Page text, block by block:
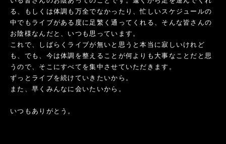
る、もしくは体調も万全でなかったり、忙しいスケジュールの
中でもライブがある度に足繁く通ってくれる、そんな皆さんの
お陰様なんだと、いつも思っています。
これで、しばらくライブが無いと思うと本当に寂しいけれど
も、でも、今は体調を整えることが何よりも大事なことだと思
うので、そこにすべてを集中させていただきます。
ずっとライブを続けていきたいから。
また、早くみんなに会いたいから。
いつもありがとう。